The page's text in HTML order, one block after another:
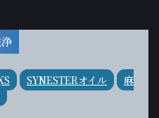
SYNESTERオイル
麻